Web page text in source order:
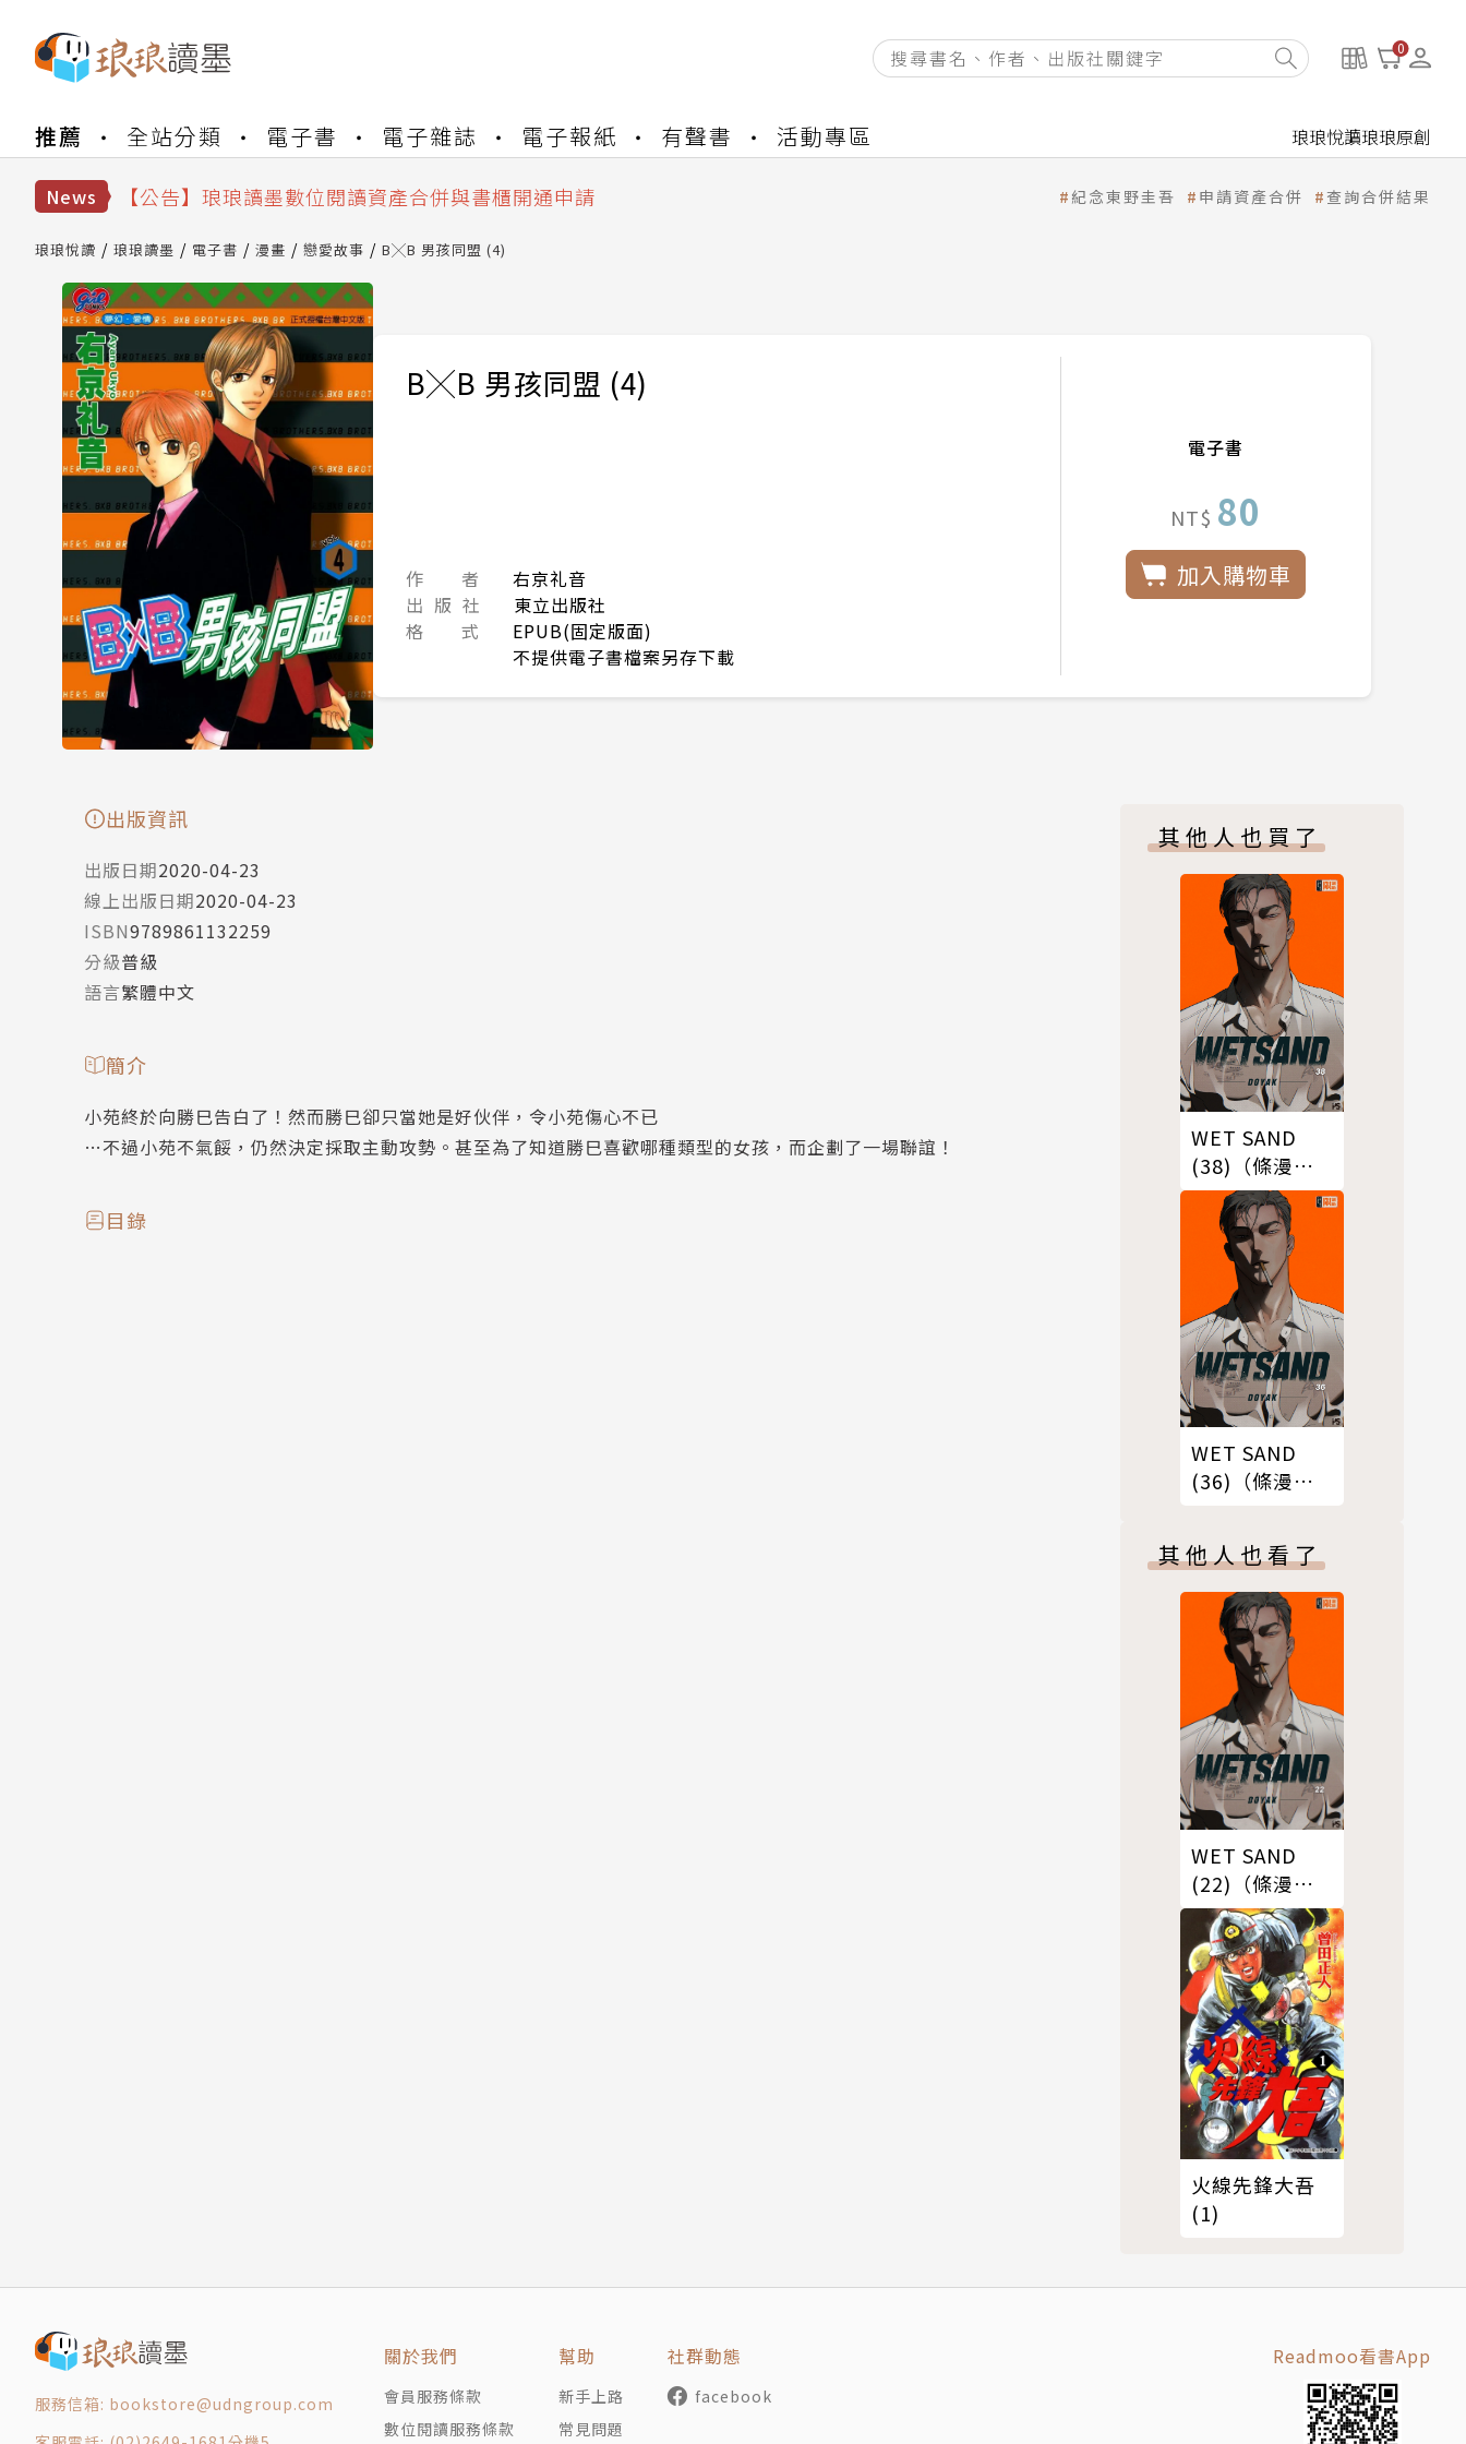
0
推薦 全站分類 電子書 電子雜誌 電子報紙 有聲書 活動專區 琅琅悅讀琅琅原創
News
【公告】因 Readmoo 讀墨系統維護中，本站同步暫停部分閱讀服務
【公告】琅琅讀墨書櫃開通常見問題
【公告】琅琅書店服務升級重要說明及資產合併結果查詢
【公告】因 Readmoo 讀墨系統維護中，本站同步暫停部分閱讀服務
紀念東野圭吾 申請資產合併 查詢合併結果
琅琅悅讀 琅琅讀墨 電子書 漫畫 戀愛故事 B╳B 男孩同盟 (4)
B╳B 男孩同盟 (4)
作 者
右京礼音
出 版 社
東立出版社
格 式
EPUB(固定版面)
不提供電子書檔案另存下載
電子書
NT$ 80
加入購物車
出版資訊
出版日期2020-04-23
線上出版日期2020-04-23
ISBN9789861132259
分級普級
語言繁體中文
簡介
小苑終於向勝巳告白了！然而勝巳卻只當她是好伙伴，令小苑傷心不已
…不過小苑不氣餒，仍然決定採取主動攻勢。甚至為了知道勝巳喜歡哪種類型的女孩，而企劃了一場聯誼！
目錄
其他人也買了
WET SAND
(38)（條漫
版）
WET SAND
(36)（條漫
其他人也看了
WET SAND
(22)（條漫
版）
火線先鋒大吾
(1)
服務信箱: bookstore@udngroup.com
關於我們
會員服務條款
數位閱讀服務條款
幫助
新手上路
常見問題
社群動態
facebook
Readmoo看書App